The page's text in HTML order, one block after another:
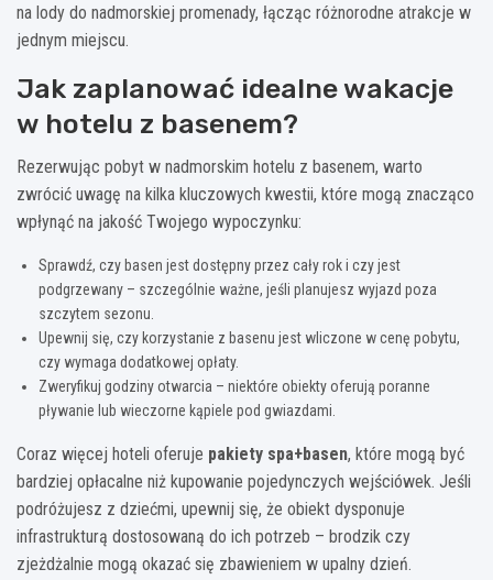
na lody do nadmorskiej promenady, łącząc różnorodne atrakcje w
jednym miejscu.
Jak zaplanować idealne wakacje
w hotelu z basenem?
Rezerwując pobyt w nadmorskim hotelu z basenem, warto
zwrócić uwagę na kilka kluczowych kwestii, które mogą znacząco
wpłynąć na jakość Twojego wypoczynku:
Sprawdź, czy basen jest dostępny przez cały rok i czy jest
podgrzewany – szczególnie ważne, jeśli planujesz wyjazd poza
szczytem sezonu.
Upewnij się, czy korzystanie z basenu jest wliczone w cenę pobytu,
czy wymaga dodatkowej opłaty.
Zweryfikuj godziny otwarcia – niektóre obiekty oferują poranne
pływanie lub wieczorne kąpiele pod gwiazdami.
Coraz więcej hoteli oferuje pakiety spa+basen, które mogą być
bardziej opłacalne niż kupowanie pojedynczych wejściówek. Jeśli
podróżujesz z dziećmi, upewnij się, że obiekt dysponuje
infrastrukturą dostosowaną do ich potrzeb – brodzik czy
zjeżdżalnie mogą okazać się zbawieniem w upalny dzień.